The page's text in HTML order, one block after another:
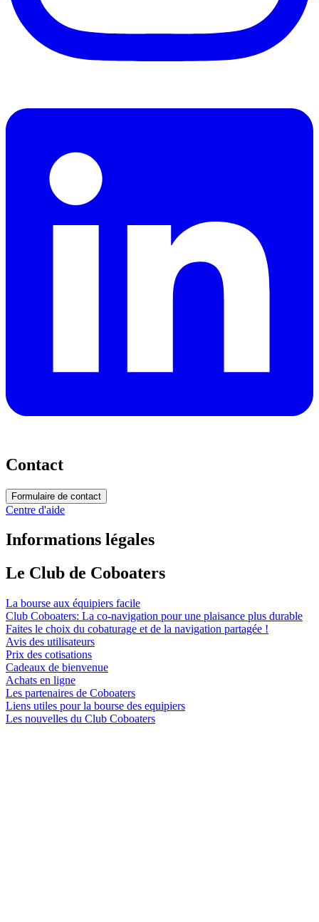
Contact
Formulaire de contact
Centre d'aide
Informations légales
Le Club de Coboaters
La bourse aux équipiers facile
Club Coboaters: La co-navigation pour une plaisance plus durable
Faites le choix du cobaturage et de la navigation partagée !
Avis des utilisateurs
Prix des cotisations
Cadeaux de bienvenue
Achats en ligne
Les partenaires de Coboaters
Liens utiles pour la bourse des equipiers
Les nouvelles du Club Coboaters